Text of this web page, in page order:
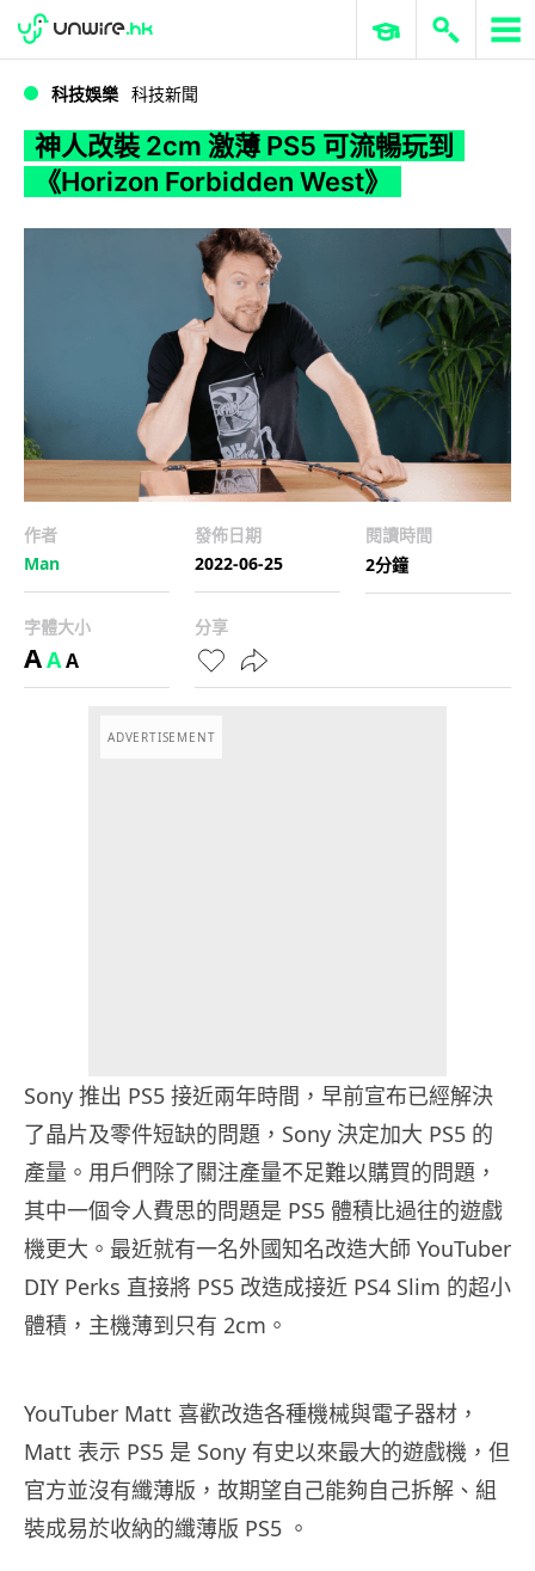
WWDC 2026 ERP 與商業 AI
科技娛樂 科技新聞
神人改裝 2cm 激薄 PS5 可流暢玩到
《Horizon Forbidden West》
作者
Man
發佈日期
2022-06-25
閱讀時間
2分鐘
字體大小
AAA
分享
ADVERTISEMENT
Sony 推出 PS5 接近兩年時間，早前宣布已經解決
了晶片及零件短缺的問題，Sony 決定加大 PS5 的
產量。用戶們除了關注產量不足難以購買的問題，
其中一個令人費思的問題是 PS5 體積比過往的遊戲
機更大。最近就有一名外國知名改造大師 YouTuber
DIY Perks 直接將 PS5 改造成接近 PS4 Slim 的超小
體積，主機薄到只有 2cm。
YouTuber Matt 喜歡改造各種機械與電子器材，
Matt 表示 PS5 是 Sony 有史以來最大的遊戲機，但
官方並沒有纖薄版，故期望自己能夠自己拆解、組
裝成易於收納的纖薄版 PS5 。